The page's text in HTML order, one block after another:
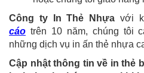
Công ty In Thẻ Nhựa với
cáo trên 10 năm, chúng tôi
những dịch vụ in ấn thẻ nhựa
Cập nhật thông tin về in thẻ